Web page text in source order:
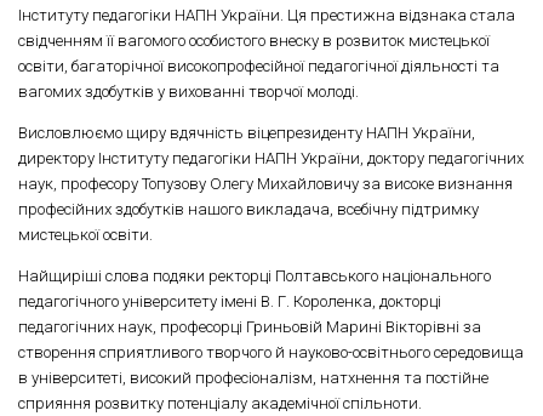
Інституту педагогіки НАПН України. Ця престижна відзнака стала
свідченням її вагомого особистого внеску в розвиток мистецької
освіти, багаторічної високопрофесійної педагогічної діяльності та
вагомих здобутків у вихованні творчої молоді.
Висловлюємо щиру вдячність віцепрезиденту НАПН України,
директору Інституту педагогіки НАПН України, доктору педагогічних
наук, професору Топузову Олегу Михайловичу за високе визнання
професійних здобутків нашого викладача, всебічну підтримку
мистецької освіти.
Найщиріші слова подяки ректорці Полтавського національного
педагогічного університету імені В. Г. Короленка, докторці
педагогічних наук, професорці Гриньовій Марині Вікторівні за
створення сприятливого творчого й науково-освітнього середовища
в університеті, високий професіоналізм, натхнення та постійне
сприяння розвитку потенціалу академічної спільноти.